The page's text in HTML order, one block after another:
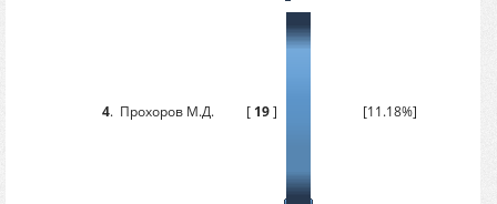
4. Прохоров М.Д. [ 19] [11.18%]